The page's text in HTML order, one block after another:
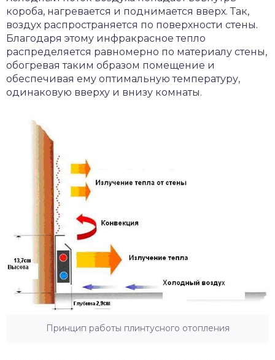
короба, нагревается и поднимается вверх. Так,
воздух распространяется по поверхности стены.
Благодаря этому инфракрасное тепло
распределяется равномерно по материалу стены,
обогревая таким образом помещение и
обеспечивая ему оптимальную температуру,
одинаковую вверху и внизу комнаты.
Принцип работы плинтусного отопления